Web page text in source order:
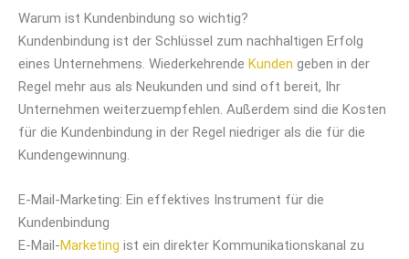
Warum ist Kundenbindung so wichtig?
Kundenbindung ist der Schlüssel zum nachhaltigen Erfolg
eines Unternehmens. Wiederkehrende Kunden geben in der
Regel mehr aus als Neukunden und sind oft bereit, Ihr
Unternehmen weiterzuempfehlen. Außerdem sind die Kosten
für die Kundenbindung in der Regel niedriger als die für die
Kundengewinnung.
E-Mail-Marketing: Ein effektives Instrument für die
Kundenbindung
E-Mail-Marketing ist ein direkter Kommunikationskanal zu